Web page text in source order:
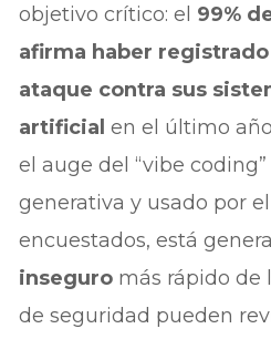
objetivo crítico: el 99%
afirma haber
ataque contra sus
artificialen el último
el auge del “vibe
generativa y usado por
encuestados, está
inseguro más rápido de
de seguridad pueden